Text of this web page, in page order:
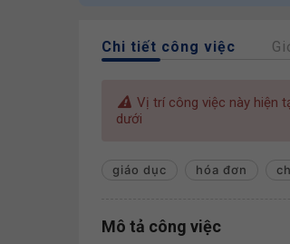
Chi tiết công việc
Vị trí công việc này hiện
dưới
giáo dục hóa đơn
Mô tả công việc